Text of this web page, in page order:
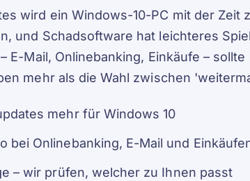
wird ein Windows-10-PC mit der Zeit
und Schadsoftware hat leichteres
E-Mail, Onlinebanking, Einkäufe –
mehr als die Wahl zwischen
mehr für Windows 10
bei Onlinebanking, E-Mail und
– wir prüfen, welcher zu Ihnen passt